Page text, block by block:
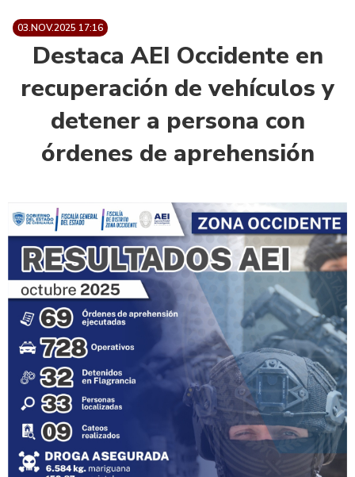
03.NOV.2025 17:16
Destaca AEI Occidente en
recuperación de vehículos y
detener a persona con
órdenes de aprehensión